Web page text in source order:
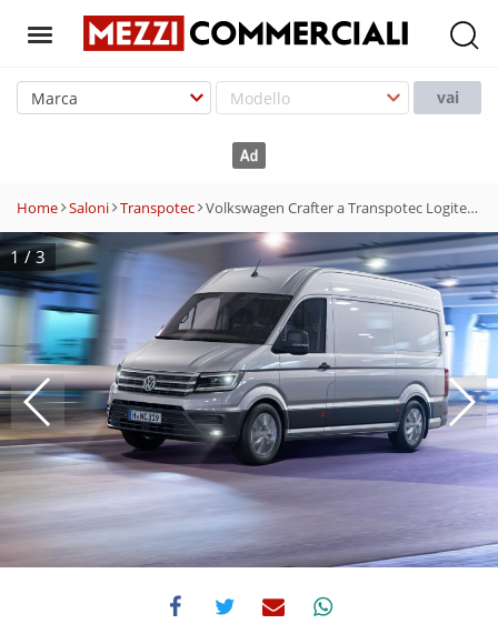
T
g
n
a
v
i
g
a
t
i
o
vai
Home Saloni Transpotec Volkswagen Crafter a Transpotec Logitec 2017
1/3